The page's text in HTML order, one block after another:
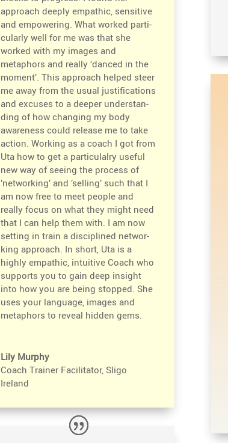
approach deeply empathic, sensi­tive
and empowe­ring. What worked parti­
cu­larly well for me was that she
worked with my images and
metaphors and really ‘danced in the
moment’. This approach helped steer
me away from the usual justi­fi­ca­tions
and excuses to a deeper under­stan­
ding of how changing my body
aware­ness could release me to take
action. Working as a coach I got from
Uta how to get a parti­cul­alry useful
new way of seeing the process of
’networ­king’ and ’selling’ such that I
am now free to meet people and
really focus on what they might need
that I can help them with. I am now
setting in train a disci­plined networ­
king approach. In short, Uta is a
highly empathic, intui­tive Coach who
supports you to gain deep insight
into how you are being stopped. She
uses your language, images and
metaphors to reveal hidden gems.
Lily Murphy
Coach Trainer Facili­tator, Sligo
Ireland